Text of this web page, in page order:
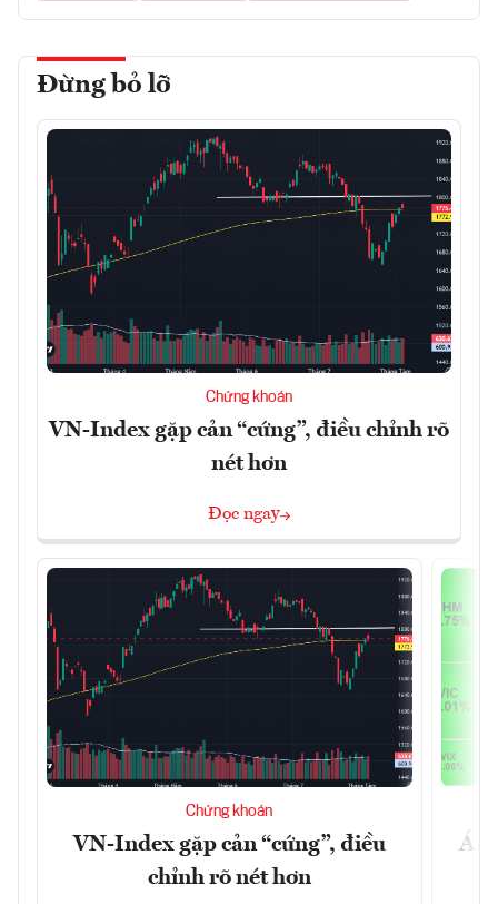
Đừng bỏ lỡ
Chứng khoán
VN-Index gặp cản “cứng”, điều chỉnh rõ
nét hơn
Đọc ngay
Chứng khoán
VN-Index gặp cản “cứng”, điều
chỉnh rõ nét hơn
Áp